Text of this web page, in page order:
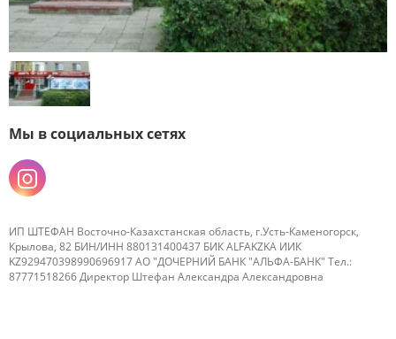
Мы в социальных сетях
ИП ШТЕФАН Восточно-Казахстанская область, г.Усть-Каменогорск,
Крылова, 82 БИН/ИНН 880131400437 БИК ALFAKZKA ИИК
KZ929470398990696917 АО "ДОЧЕРНИЙ БАНК "АЛЬФА-БАНК" Тел.:
87771518266 Директор Штефан Александра Александровна